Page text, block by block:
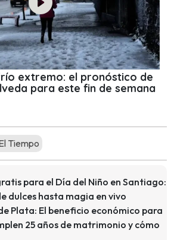
extremo: el pronóstico de
para este fin de semana
Tiempo
para el Día del Niño en Santiago:
dulces hasta magia en vivo
Plata: El beneficio económico para
25 años de matrimonio y cómo